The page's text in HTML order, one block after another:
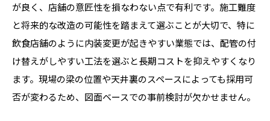
が良く、店舗の意匠性を損なわない点で有利です。施工難度
と将来的な改造の可能性を踏まえて選ぶことが大切で、特に
飲食店舗のように内装変更が起きやすい業態では、配管の付
け替えがしやすい工法を選ぶと長期コストを抑えやすくなり
ます。現場の梁の位置や天井裏のスペースによっても採用可
否が変わるため、図面ベースでの事前検討が欠かせません。